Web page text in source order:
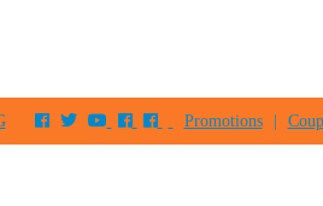
Promotions |